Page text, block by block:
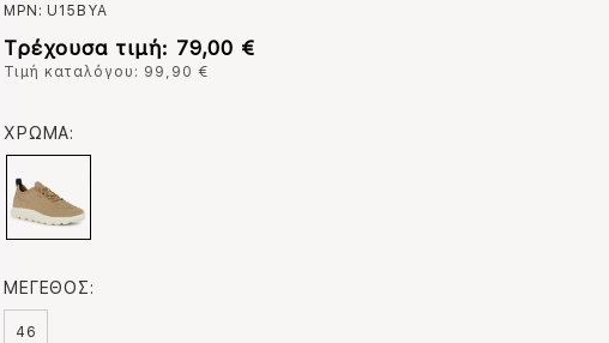
MPN: U15BYA
Τρέχουσα τιμή: 79,00 €
Τιμή καταλόγου: 99,90 €
ΧΡΩΜΑ:
ΜΕΓΕΘΟΣ:
46